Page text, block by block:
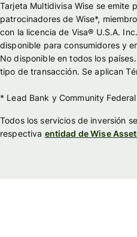
Tarjeta Multidivisa Wise se emite
patrocinadores de Wise*,
con la licencia de Visa® U.S.A.
disponible para consumidores y
No disponible en todos los
tipo de transacción. Se aplican
* Lead Bank y Community
Todos los servicios de inversión
respectiva entidad de Wise